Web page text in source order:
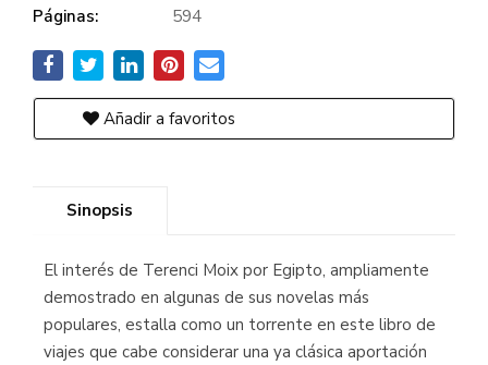
Páginas:
594
Añadir a favoritos
Sinopsis
El interés de Terenci Moix por Egipto, ampliamente
demostrado en algunas de sus novelas más
populares, estalla como un torrente en este libro de
viajes que cabe considerar una ya clásica aportación